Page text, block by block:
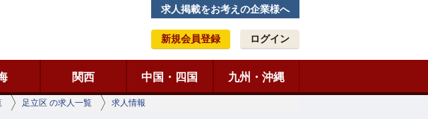
求人掲載をお考えの企業様へ
新規会員登録 ログイン
関西 中国・四国 九州・沖縄
足立区 の求人一覧 求人情報